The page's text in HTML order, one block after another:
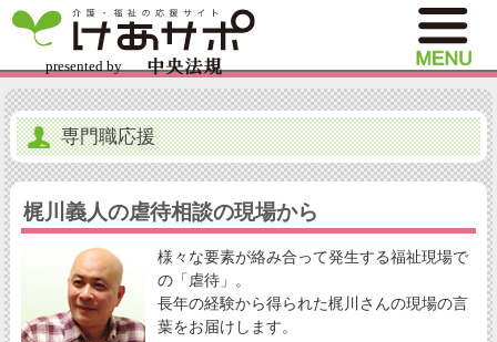
専門職応援
梶川義人の虐待相談の現場から
様々な要素が絡み合って発生する福祉現場で
の「虐待」。
長年の経験から得られた梶川さんの現場の言
葉をお届けします。